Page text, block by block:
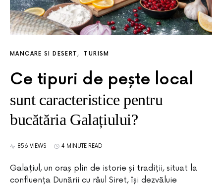
MANCARE SI DESERT TURISM
Ce tipuri de pește local
sunt caracteristice pentru
bucătăria Galațiului?
856 VIEWS 4 MINUTE READ
Galațiul, un oraș plin de istorie și tradiții, situat la
confluența Dunării cu râul Siret, își dezvăluie